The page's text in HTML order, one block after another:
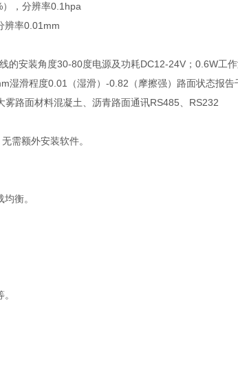
，分辨率0.1hpa
辨率0.01mm
安装角度30-80度电源及功耗DC12-24V；0.6W工
滑程度0.01（湿滑）-0.82（摩擦强）路面状态报
雾路面材料混凝土、沥青路面通讯RS485、RS232
需额外安装软件。
衡。